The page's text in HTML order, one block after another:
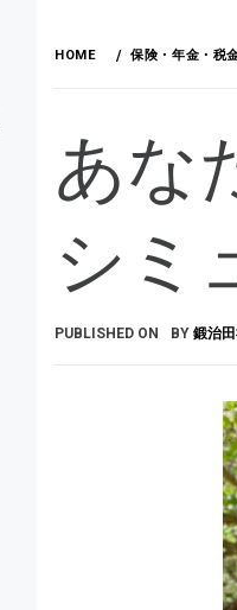
HOME 保険・年金・税
あな
シミ
PUBLISHED ON BY 鍛治